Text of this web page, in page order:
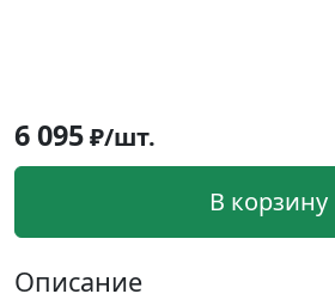
6 095₽/шт.
В корзину
Описание